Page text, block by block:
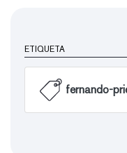
ETIQUETA
fernando-